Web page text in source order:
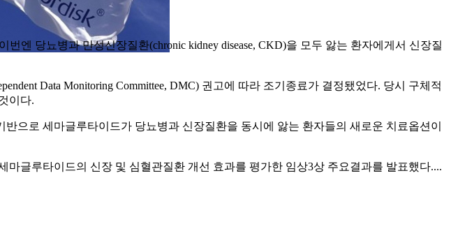
엔 당뇨병과 만성신장질환(chronic kidney disease, CKD)을 모두 앓는 환자에게서 신장질
Data Monitoring Committee, DMC) 권고에 따라 조기종료가 결정됐었다. 당시 구체적
이다.
으로 세마글루타이드가 당뇨병과 신장질환을 동시에 앓는 환자들의 새로운 치료옵션이
글루타이드의 신장 및 심혈관질환 개선 효과를 평가한 임상3상 주요결과를 발표했다....